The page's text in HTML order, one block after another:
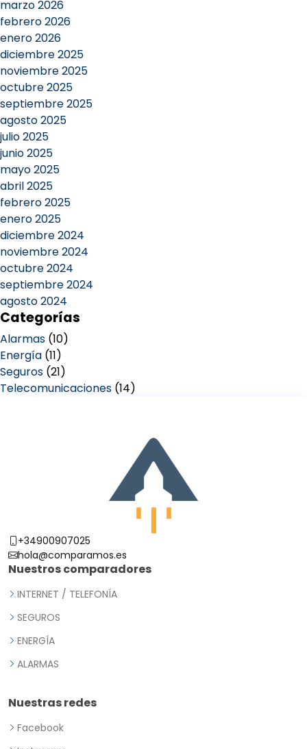
marzo 2026
febrero 2026
enero 2026
diciembre 2025
noviembre 2025
octubre 2025
septiembre 2025
agosto 2025
julio 2025
junio 2025
mayo 2025
abril 2025
febrero 2025
enero 2025
diciembre 2024
noviembre 2024
octubre 2024
septiembre 2024
agosto 2024
Categorías
Alarmas (10)
Energía (11)
Seguros (21)
Telecomunicaciones (14)
+34900907025
hola@comparamos.es
Nuestros comparadores
INTERNET / TELEFONÍA
SEGUROS
ENERGÍA
ALARMAS
Nuestras redes
Facebook